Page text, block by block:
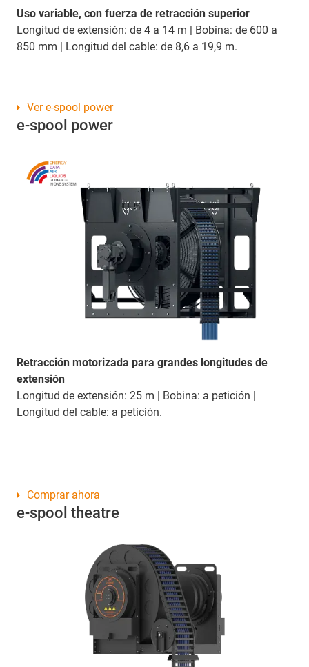
Uso variable, con fuerza de retracción superior
Longitud de extensión: de 4 a 14 m | Bobina: de 600 a
850 mm | Longitud del cable: de 8,6 a 19,9 m.
e-spool power
Retracción motorizada para grandes longitudes de
extensión
Longitud de extensión: 25 m | Bobina: a petición |
Longitud del cable: a petición.
Ver e-spool power
e-spool theatre
Comprar ahora